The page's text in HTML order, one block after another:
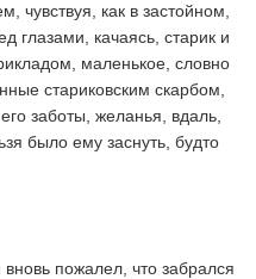
чувствуя, как в застойном,
глазами, качаясь, старик и
маленькое, словно
стариковским скарбом,
заботы, желанья, вдаль,
было ему заснуть, будто
пожалел, что забрался